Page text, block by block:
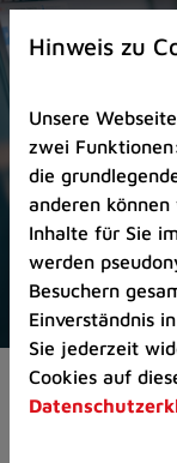
Zur
Startseite
Zum
Seitenanfang
springen
(Schnelltaste
A)
Zur
Navigation/
springen
(Schnelltaste
M)
Zur
Hinweis zu
Unsere
zwei
die
anderen
Inhalte für Sie
werden
Besuchern
Einverständnis
Sie jederzeit
Cookies auf